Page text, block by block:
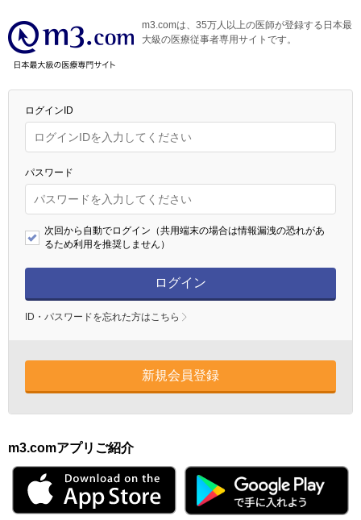
m3.comは、35万人以上の医師が登録する日本最
大級の医療従事者専用サイトです。
ログインID
パスワード
次回から自動でログイン（共用端末の場合は情報漏洩の恐れがあ
るため利用を推奨しません）
ログイン
ID・パスワードを忘れた方はこちら
新規会員登録
m3.comアプリご紹介